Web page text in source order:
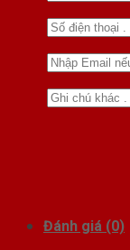
Đánh giá (0)